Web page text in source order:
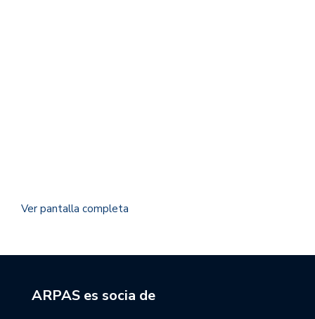
Ver pantalla completa
ARPAS es socia de